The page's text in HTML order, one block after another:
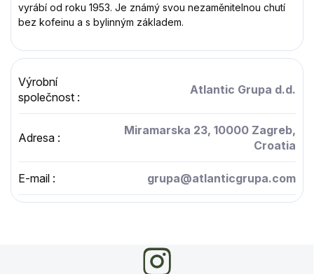
vyrábí od roku 1953. Je známý svou nezaměnitelnou chutí
bez kofeinu a s bylinným základem.
Výrobní
společnost :
Atlantic Grupa d.d.
Adresa :
Miramarska 23, 10000 Zagreb,
Croatia
E-mail : grupa@atlanticgrupa.com